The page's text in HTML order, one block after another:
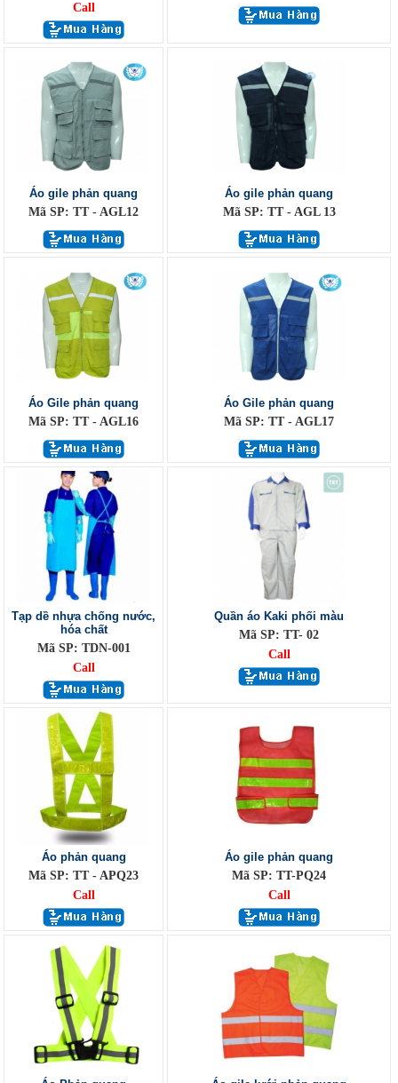
Call
Áo gile phản quang
Mã SP: TT - AGL12
Áo gile phản quang
Mã SP: TT - AGL 13
Áo Gile phản quang
Mã SP: TT - AGL16
Áo Gile phản quang
Mã SP: TT - AGL17
Tạp dề nhựa chống nước,
hóa chất
Mã SP: TDN-001
Call
Quần áo Kaki phối màu
Mã SP: TT- 02
Call
Áo phản quang
Mã SP: TT - APQ23
Call
Áo gile phản quang
Mã SP: TT-PQ24
Call